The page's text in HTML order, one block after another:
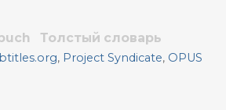
Толстый словарь
, Project Syndicate, OPUS